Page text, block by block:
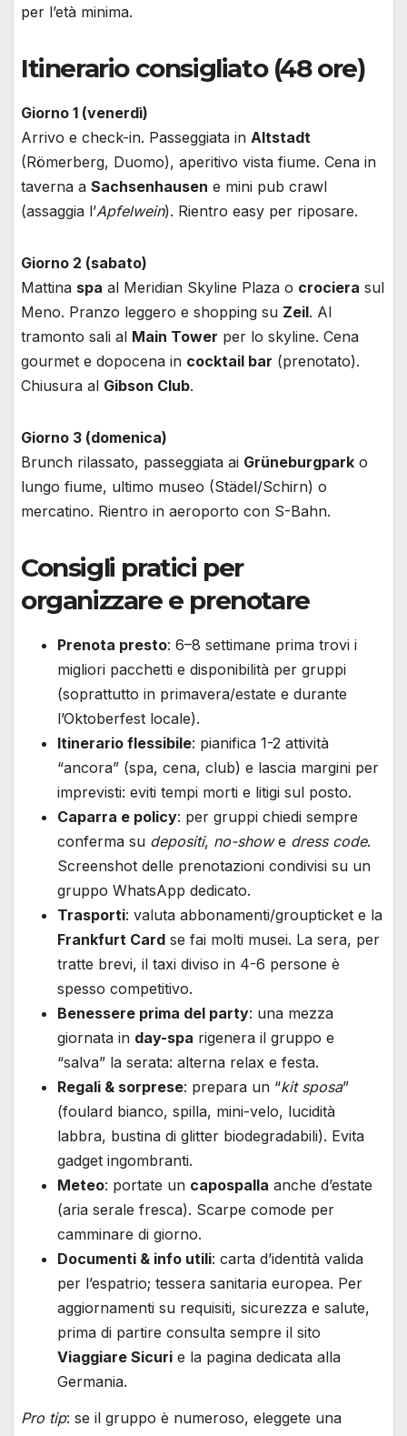
per l’età minima.
Itinerario consigliato (48 ore)
Giorno 1 (venerdì)
Arrivo e check-in. Passeggiata in Altstadt
(Römerberg, Duomo), aperitivo vista fiume. Cena in
taverna a Sachsenhausen e mini pub crawl
(assaggia l’Apfelwein). Rientro easy per riposare.
Giorno 2 (sabato)
Mattina spa al Meridian Skyline Plaza o crociera sul
Meno. Pranzo leggero e shopping su Zeil. Al
tramonto sali al Main Tower per lo skyline. Cena
gourmet e dopocena in cocktail bar (prenotato).
Chiusura al Gibson Club.
Giorno 3 (domenica)
Brunch rilassato, passeggiata ai Grüneburgpark o
lungo fiume, ultimo museo (Städel/Schirn) o
mercatino. Rientro in aeroporto con S-Bahn.
Consigli pratici per
organizzare e prenotare
Prenota presto: 6–8 settimane prima trovi i
migliori pacchetti e disponibilità per gruppi
(soprattutto in primavera/estate e durante
l’Oktoberfest locale).
Itinerario flessibile: pianifica 1-2 attività
“ancora” (spa, cena, club) e lascia margini per
imprevisti: eviti tempi morti e litigi sul posto.
Caparra e policy: per gruppi chiedi sempre
conferma su depositi, no-showe dress code.
Screenshot delle prenotazioni condivisi su un
gruppo WhatsApp dedicato.
Trasporti: valuta abbonamenti/groupticket e la
Frankfurt Card se fai molti musei. La sera, per
tratte brevi, il taxi diviso in 4-6 persone è
spesso competitivo.
Benessere prima del party: una mezza
giornata in day-spa rigenera il gruppo e
“salva” la serata: alterna relax e festa.
Regali & sorprese: prepara un “kit sposa”
(foulard bianco, spilla, mini-velo, lucidità
labbra, bustina di glitter biodegradabili). Evita
gadget ingombranti.
Meteo: portate un capospalla anche d’estate
(aria serale fresca). Scarpe comode per
camminare di giorno.
Documenti & info utili: carta d’identità valida
per l’espatrio; tessera sanitaria europea. Per
aggiornamenti su requisiti, sicurezza e salute,
prima di partire consulta sempre il sito
Viaggiare Sicuri e la pagina dedicata alla
Germania.
Pro tip: se il gruppo è numeroso, eleggete una